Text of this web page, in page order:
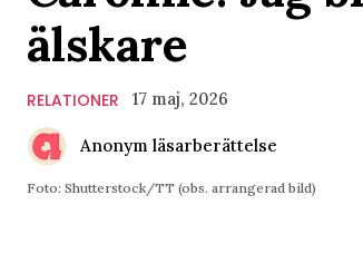
älskare
RELATIONER 17 maj, 2026
Anonym läsarberättelse
Foto: Shutterstock/TT (obs. arrangerad bild)